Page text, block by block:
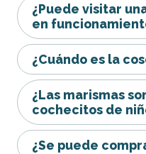
¿Puede visitar
en
¿Cuándo es la
¿Las marismas
cochecitos de
¿Se puede